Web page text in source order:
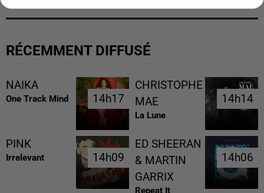
RÉCEMMENT DIFFUSÉ
NAIKA
One Track Mind 14h17
14h17
CHRISTOPHE
MAE
La Lune
14h14
14h14
PINK
Irrelevant 14h09
14h09
ED SHEERAN
& MARTIN
GARRIX
Repeat It
14h06
14h06